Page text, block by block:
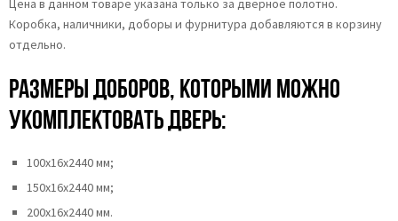
Цена в данном товаре указана только за дверное полотно.
Коробка, наличники, доборы и фурнитура добавляются в корзину
отдельно.
Размеры доборов, которыми можно
укомплектовать дверь:
100х16х2440 мм;
150х16х2440 мм;
200х16х2440 мм.